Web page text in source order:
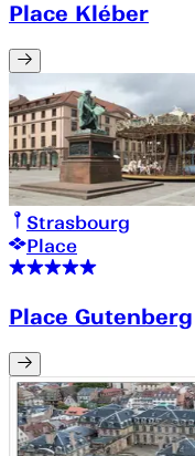
Place Kléber
Strasbourg
Place
Place Gutenberg